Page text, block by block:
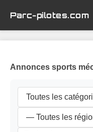
Parc-pilotes.com
Annonces sports